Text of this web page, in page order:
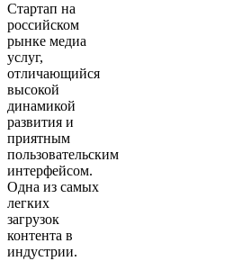
Стартап на
российском
рынке медиа
услуг,
отличающийся
высокой
динамикой
развития и
приятным
пользовательским
интерфейсом.
Одна из самых
легких
загрузок
контента в
индустрии.